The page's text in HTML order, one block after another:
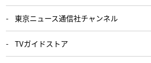
東京ニュース通信社チャンネル
TVガイドストア